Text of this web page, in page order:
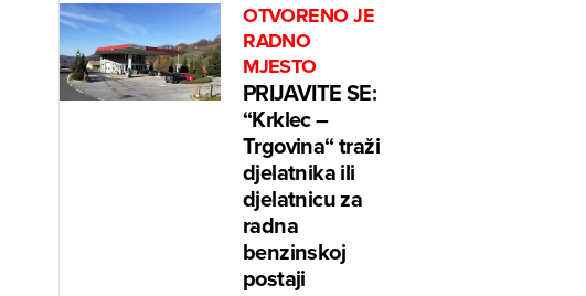
OTVORENO JE
RADNO
MJESTO
PRIJAVITE SE:
“Krklec –
Trgovina“ traži
djelatnika ili
djelatnicu za
radna
benzinskoj
postaji